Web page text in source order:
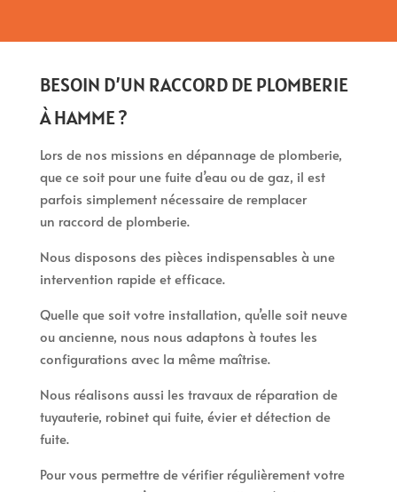
BESOIN D’UN RACCORD DE PLOMBERIE
À HAMME ?
Lors de nos missions en dépannage de plomberie,
que ce soit pour une fuite d’eau ou de gaz, il est
parfois simplement nécessaire de remplacer
un raccord de plomberie.
Nous disposons des pièces indispensables à une
intervention rapide et efficace.
Quelle que soit votre installation, qu’elle soit neuve
ou ancienne, nous nous adaptons à toutes les
configurations avec la même maîtrise.
Nous réalisons aussi les travaux de réparation de
tuyauterie, robinet qui fuite, évier et détection de
fuite.
Pour vous permettre de vérifier régulièrement votre